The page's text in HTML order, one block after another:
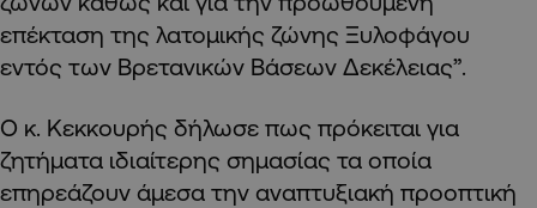
επέκταση της λατομικής ζώνης Ξυλοφάγου
εντός των Βρετανικών Βάσεων Δεκέλειας”.
Ο κ. Κεκκουρής δήλωσε πως πρόκειται για
ζητήματα ιδιαίτερης σημασίας τα οποία
επηρεάζουν άμεσα την αναπτυξιακή προοπτική